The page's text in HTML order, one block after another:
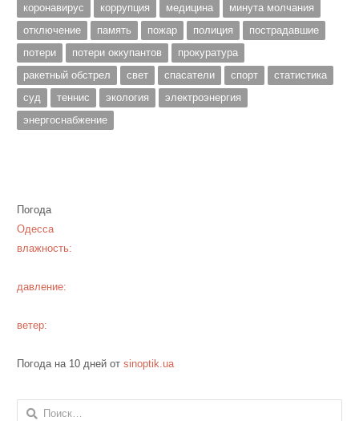
коронавирус
коррупция медицина
минута молчания
отключение
память пожар полиция
пострадавшие
потери
потери оккупантов
прокуратура
ракетный обстрел
свет спасатели спорт
статистика
суд
теннис экология
электроэнергия
энергоснабжение
Погода
Одесса
влажность:
давление:
ветер:
Погода на 10 дней от sinoptik.ua
Найти: